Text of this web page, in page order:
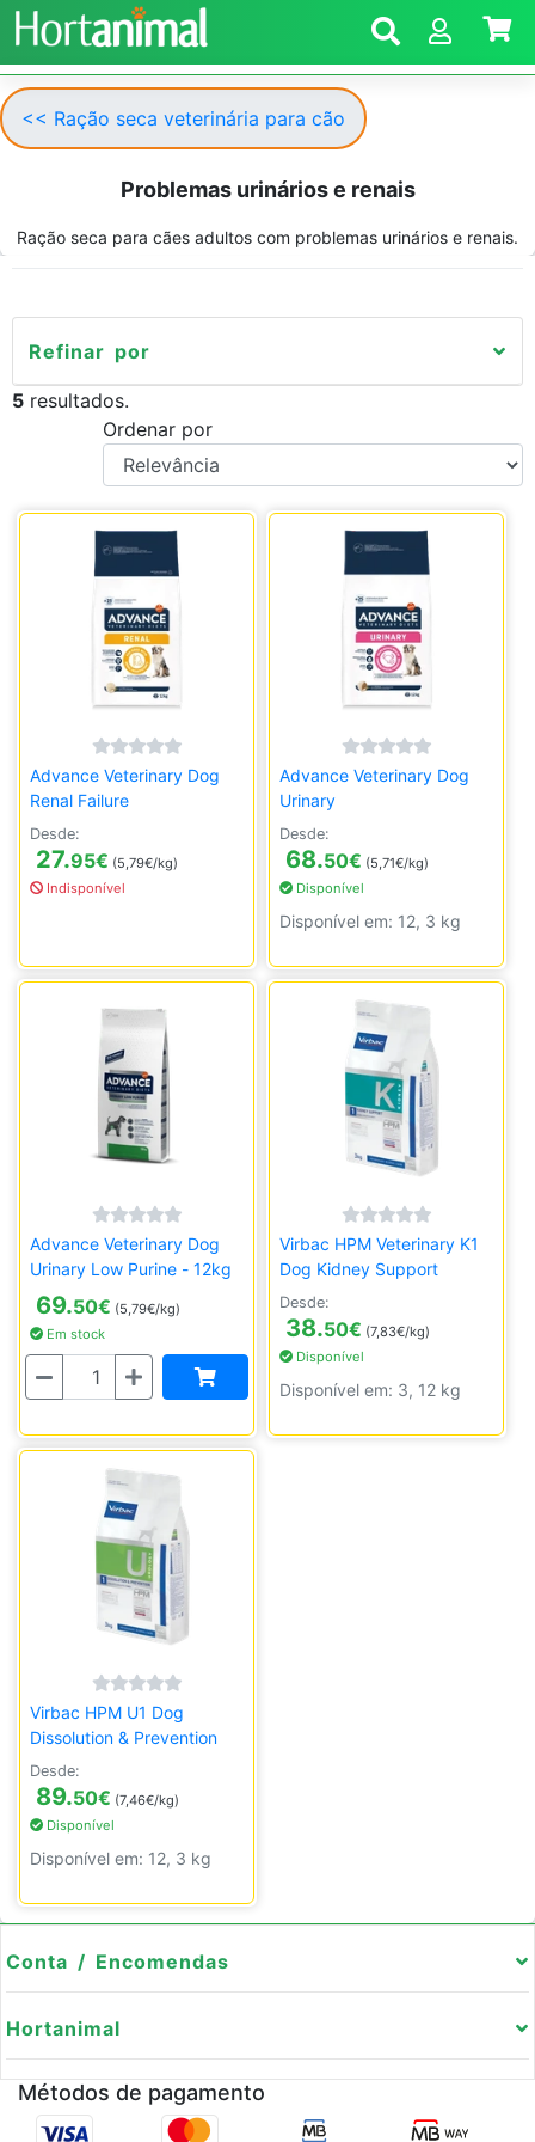
<< Ração seca veterinária para cão
Problemas urinários e renais
Ração seca para cães adultos com problemas urinários e renais.
Refinar por
5 resultados.
Ordenar por
Advance Veterinary Dog
Renal Failure
Desde:
27.95€ (5,79€/kg)
Indisponível
Advance Veterinary Dog
Urinary
Desde:
68.50€ (5,71€/kg)
Disponível
Disponível em: 12, 3 kg
Advance Veterinary Dog
Urinary Low Purine - 12kg
69.50€ (5,79€/kg)
Em stock
Quantidade
Virbac HPM Veterinary K1
Dog Kidney Support
Desde:
38.50€ (7,83€/kg)
Disponível
Disponível em: 3, 12 kg
Virbac HPM U1 Dog
Dissolution & Prevention
Desde:
89.50€ (7,46€/kg)
Disponível
Disponível em: 12, 3 kg
Conta / Encomendas
Hortanimal
Métodos de pagamento